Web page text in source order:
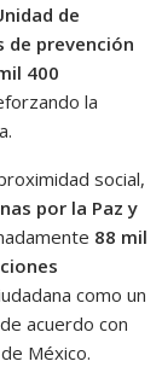
de
de prevención
400
la
social,
por la Paz y
88 mil
como un
acuerdo con
México.